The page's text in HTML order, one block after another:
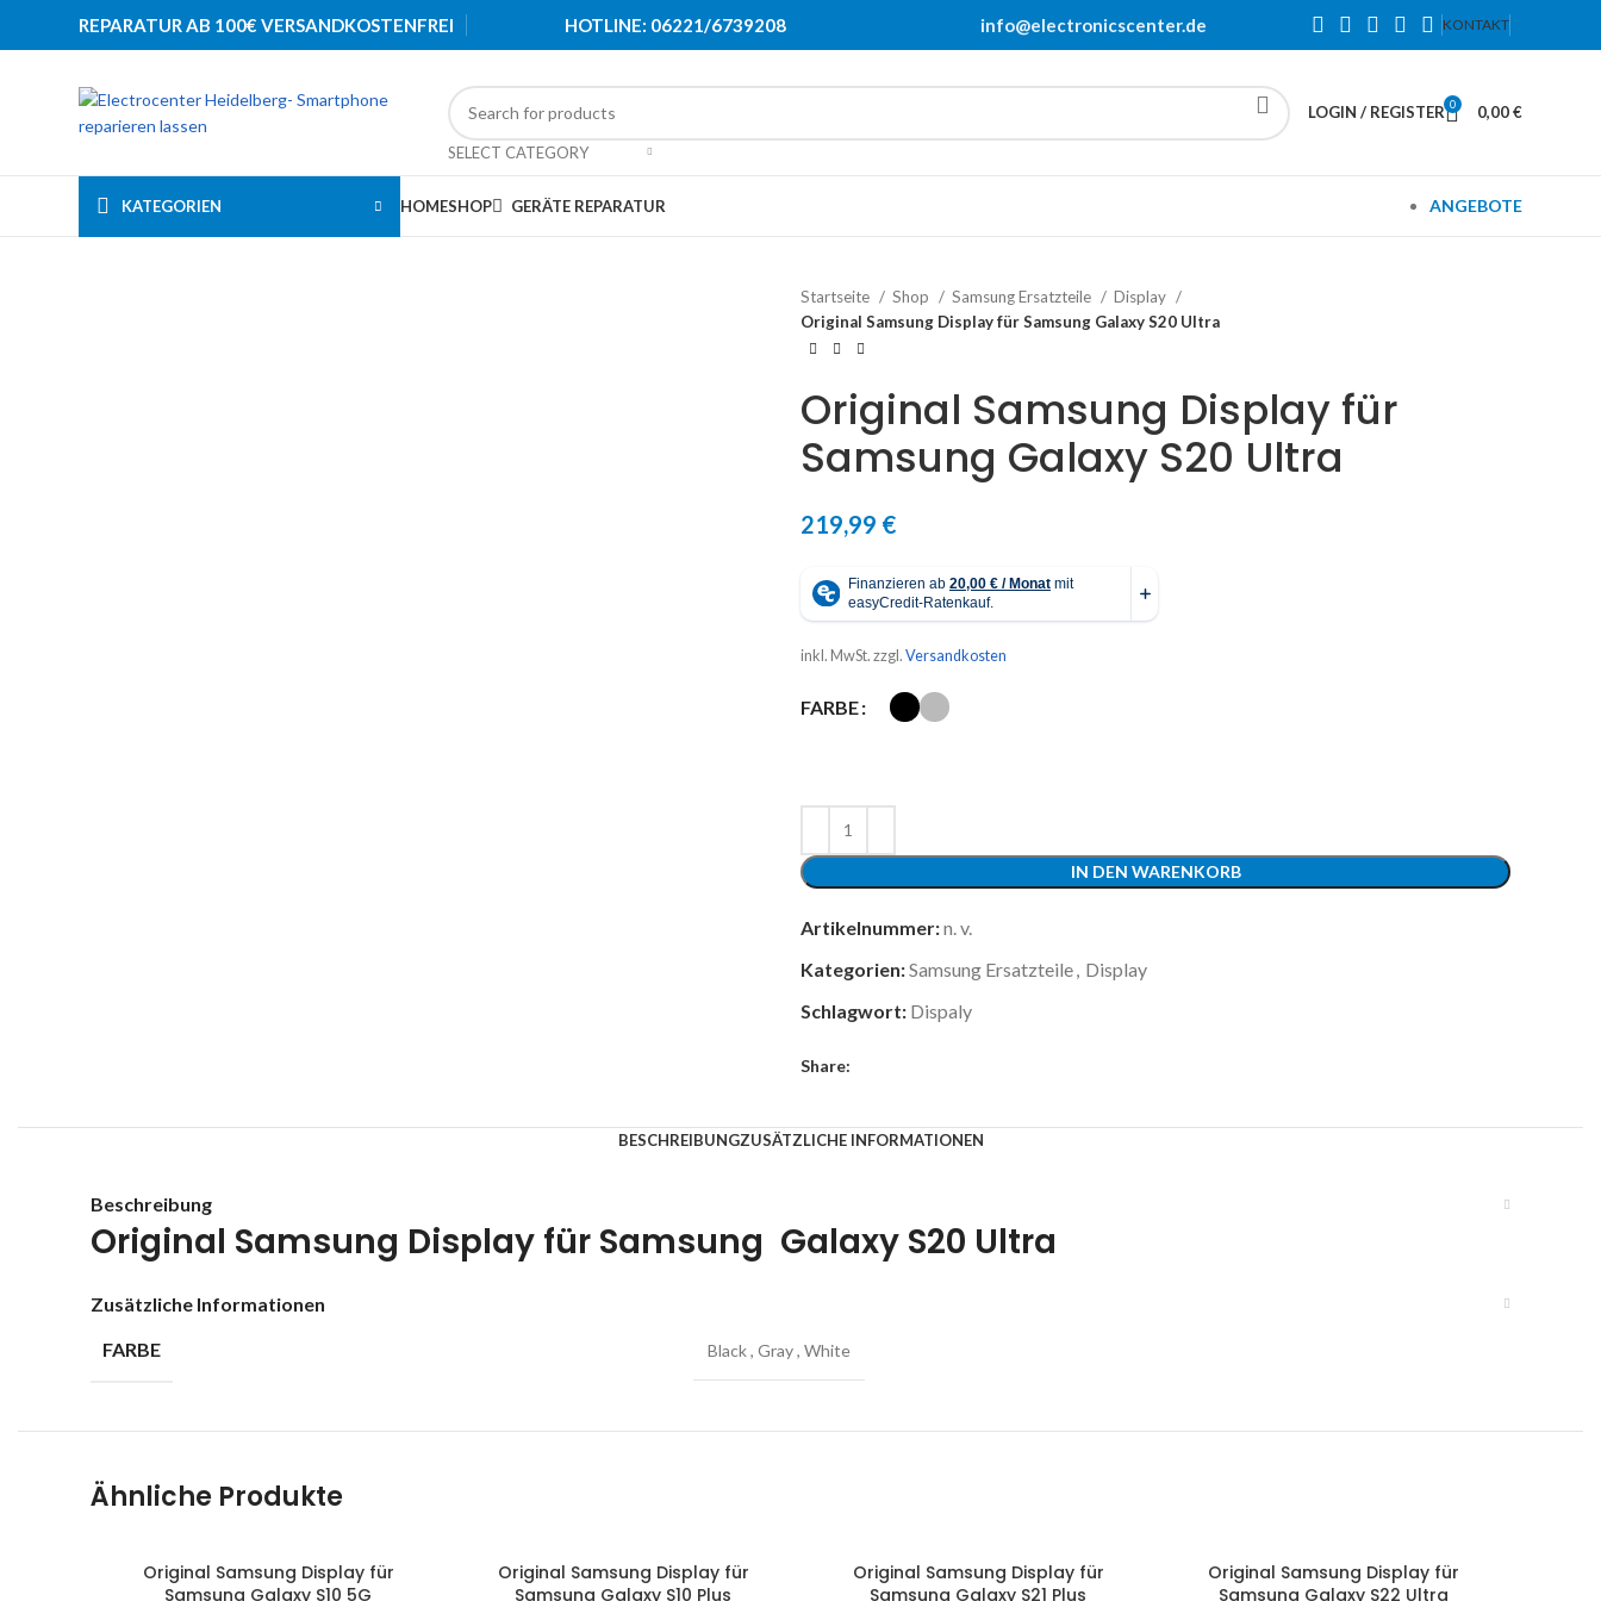
REPARATUR AB 100€ VERSANDKOSTENFREI HOTLINE: 06221/6739208 info@electronicscenter.de KONTAKT
SELECT CATEGORY
LOGIN / REGISTER 0 0,00€
KATEGORIEN HOMESHOP GERÄTE REPARATUR ANGEBOTE
Startseite Shop Samsung Ersatzteile
Display
Original Samsung Display für Samsung Galaxy S20 Ultra
Original Samsung Display für
Samsung Galaxy S20 Ultra
219,99 €
inkl. MwSt. zzgl. Versandkosten
FARBE
IN DEN WARENKORB
Artikelnummer:n. v.
Kategorien:Samsung Ersatzteile Display
Schlagwort: Dispaly
Share:
BESCHREIBUNGZUSÄTZLICHE INFORMATIONEN
Beschreibung
Original Samsung Display für Samsung Galaxy S20 Ultra
Zusätzliche Informationen
FARBE
Black, Gray, White
Ähnliche Produkte
IN DEN WARENKORB
Original Samsung Display für
Samsung Galaxy S10 5G
IN DEN WARENKORB
Original Samsung Display für
Samsung Galaxy S10 Plus
IN DEN WARENKORB
Original Samsung Display für
Samsung Galaxy S21 Plus
IN DEN WARENKORB
Original Samsung Display für
Samsung Galaxy S22 Ultra